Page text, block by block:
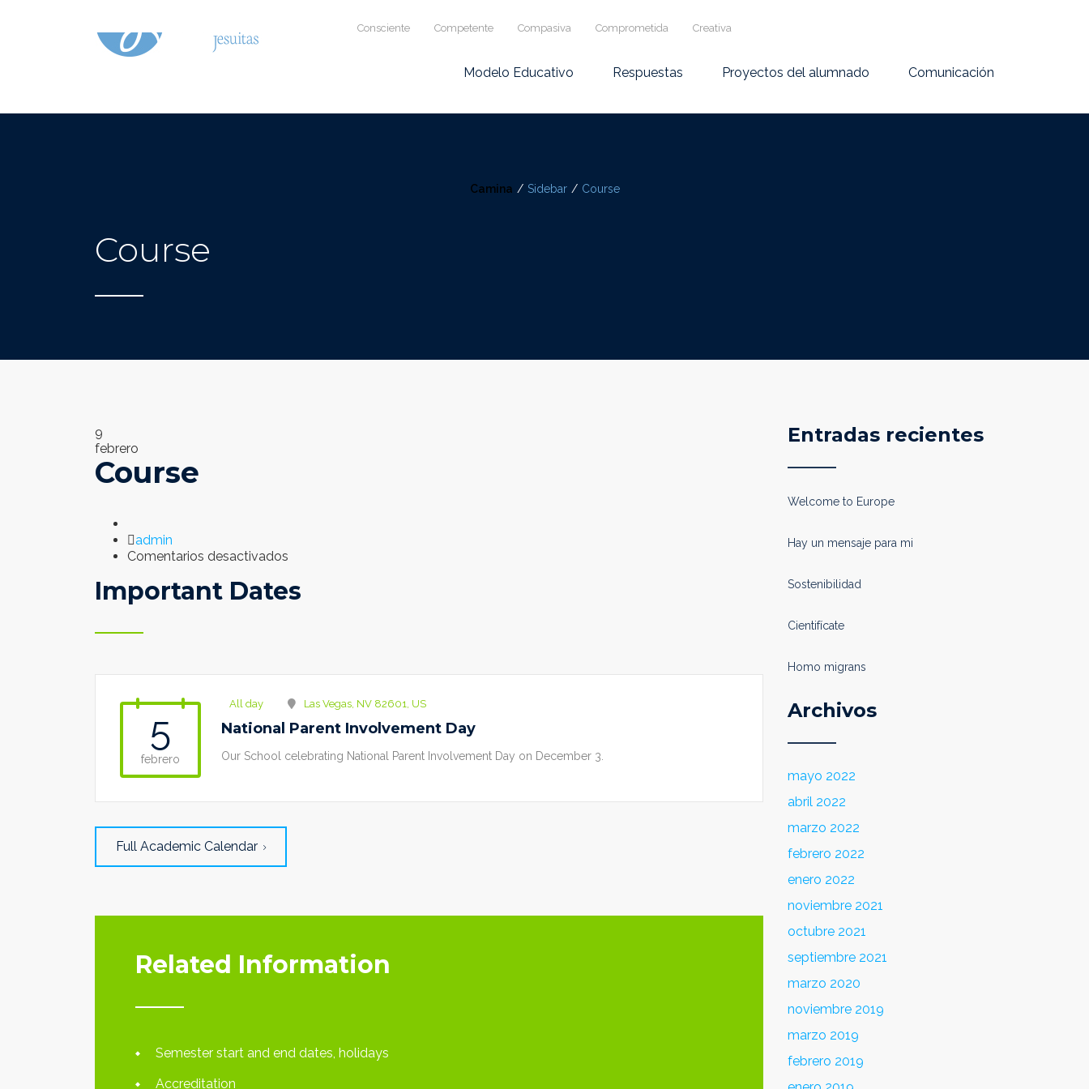
Consciente Competente Compasiva Comprometida Creativa
Modelo Educativo Respuestas Proyectos del alumnado Comunicación
Camina / Sidebar / Course
Course
9
febrero
Course
Author
admin
Comentarios desactivados
Important Dates
5
febrero
All day Las Vegas, NV 82601, US
National Parent Involvement Day
Our School celebrating National Parent Involvement Day on December 3.
Full Academic Calendar
Related Information
Semester start and end dates, holidays
Accreditation
Entradas recientes
Welcome to Europe
Hay un mensaje para mi
Sostenibilidad
Cientifícate
Homo migrans
Archivos
mayo 2022
abril 2022
marzo 2022
febrero 2022
enero 2022
noviembre 2021
octubre 2021
septiembre 2021
marzo 2020
noviembre 2019
marzo 2019
febrero 2019